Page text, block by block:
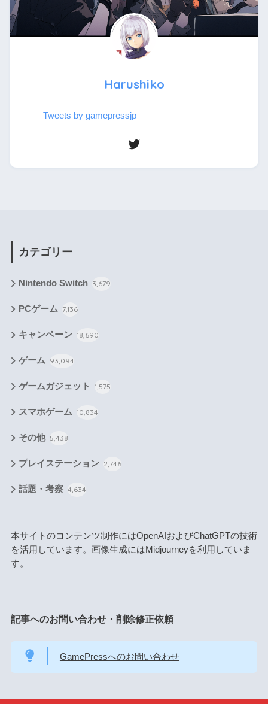
Harushiko
Tweets by gamepressjp
カテゴリー
Nintendo Switch 3,679
PCゲーム 7,136
キャンペーン 18,690
ゲーム 93,094
ゲームガジェット 1,575
スマホゲーム 10,834
その他 5,438
プレイステーション 2,746
話題・考察 4,634
本サイトのコンテンツ制作にはOpenAIおよびChatGPTの技術
を活用しています。画像生成にはMidjourneyを利用していま
す。
記事へのお問い合わせ・削除修正依頼
GamePressへのお問い合わせ